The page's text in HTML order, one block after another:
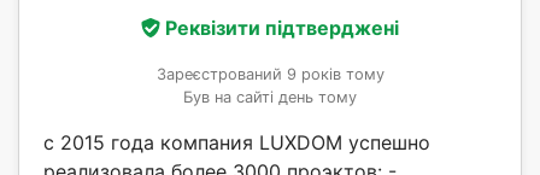
Реквізити підтверджені
Зареєстрований 9 років тому
Був на сайті день тому
с 2015 года компания LUXDOM успешно